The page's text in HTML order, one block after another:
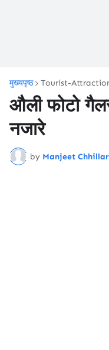
मुख्यपृष्ठ Tourist-
औली फोटो
नजारे
by Manjeet Chhillar